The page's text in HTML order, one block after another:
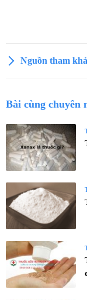
Nguồn tham
Bài cùng chuyên